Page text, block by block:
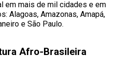
em mais de mil cidades e em
Alagoas, Amazonas, Amapá,
e São Paulo.
Afro-Brasileira